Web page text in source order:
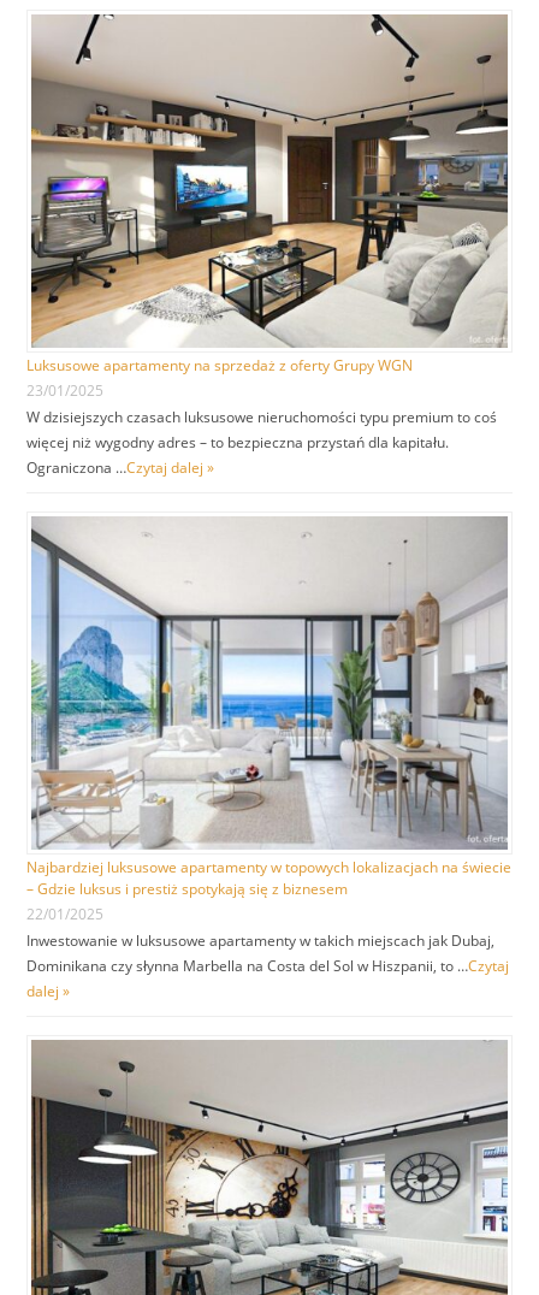
Luksusowe apartamenty na sprzedaż z oferty Grupy WGN
23/01/2025
W dzisiejszych czasach luksusowe nieruchomości typu premium to coś
więcej niż wygodny adres – to bezpieczna przystań dla kapitału.
Ograniczona …Czytaj dalej »
Najbardziej luksusowe apartamenty w topowych lokalizacjach na świecie
– Gdzie luksus i prestiż spotykają się z biznesem
22/01/2025
Inwestowanie w luksusowe apartamenty w takich miejscach jak Dubaj,
Dominikana czy słynna Marbella na Costa del Sol w Hiszpanii, to …Czytaj
dalej »